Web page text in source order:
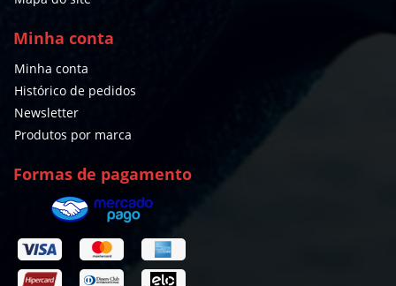
Minha conta
Minha conta
Histórico de pedidos
Newsletter
Produtos por marca
Formas de pagamento